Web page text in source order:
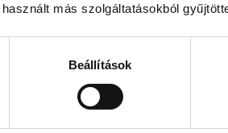
más szolgáltatásokból
Beállítások